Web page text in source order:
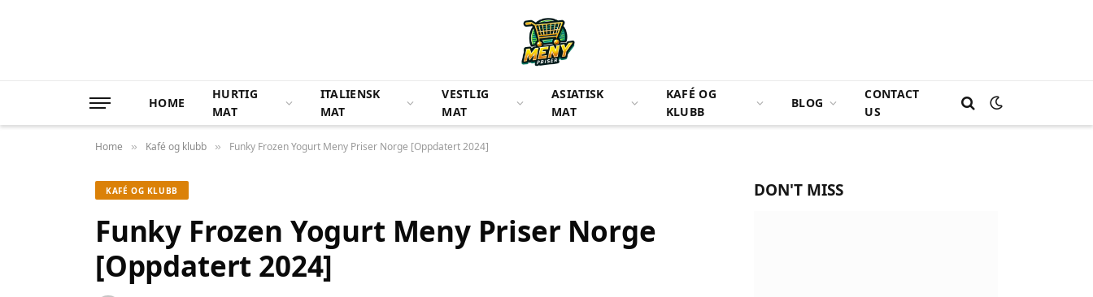
HOME
HURTIG
MAT
ITALIENSK
MAT
VESTLIG
MAT
ASIATISK
MAT
KAFÉ OG
KLUBB
BLOG
CONTACT
US
Home » Kafé og klubb » Funky Frozen Yogurt Meny Priser Norge [Oppdatert 2024]
KAFÉ OG KLUBB
Funky Frozen Yogurt Meny Priser Norge
[Oppdatert 2024]
DON'T MISS